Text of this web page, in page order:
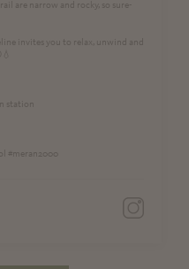
are narrow and rocky, so sure-
invites you to relax, unwind and
station
#meran2000